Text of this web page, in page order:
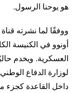
هو يوحنا الرسول.
أونوو في الكنيسة
العسكرية. ويخدم
لوزارة الدفاع
داخل القاعدة كجزء